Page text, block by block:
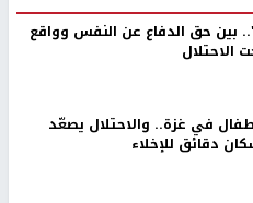
بين حق الدفاع عن النفس وواقع
الاحتلال
في غزة.. والاحتلال يصعّد
دقائق للإخلاء